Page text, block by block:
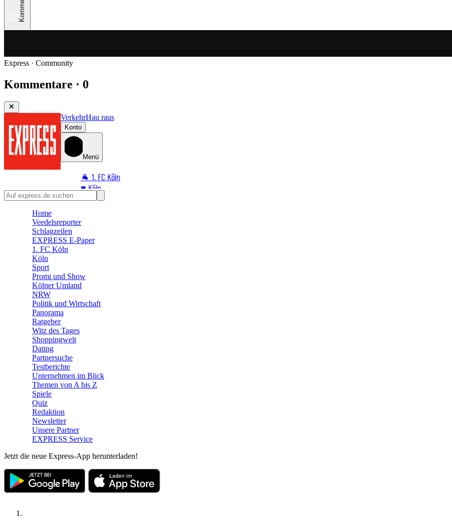
Express · Community
Kommentare · 0
VerkehrHau raus
Konto
Menü
🐐 1. FC Köln
♥️ Köln
⭐ Promi
🛒 Shoppingwelt
🧩 Spiele
Home
Veedelsreporter
Schlagzeilen
EXPRESS E-Paper
1. FC Köln
Köln
Sport
Promi und Show
Kölner Umland
NRW
Politik und Wirtschaft
Panorama
Ratgeber
Witz des Tages
Shoppingwelt
Dating
Partnersuche
Testberichte
Unternehmen im Blick
Themen von A bis Z
Spiele
Quiz
Redaktion
Newsletter
Unsere Partner
EXPRESS Service
Jetzt die neue Express-App herunterladen!